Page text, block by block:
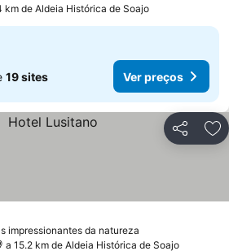
km de Aldeia Histórica de Soajo
19 sites Ver preços
Partilhar
impressionantes da natureza
a 15.2 km de Aldeia Histórica de Soajo